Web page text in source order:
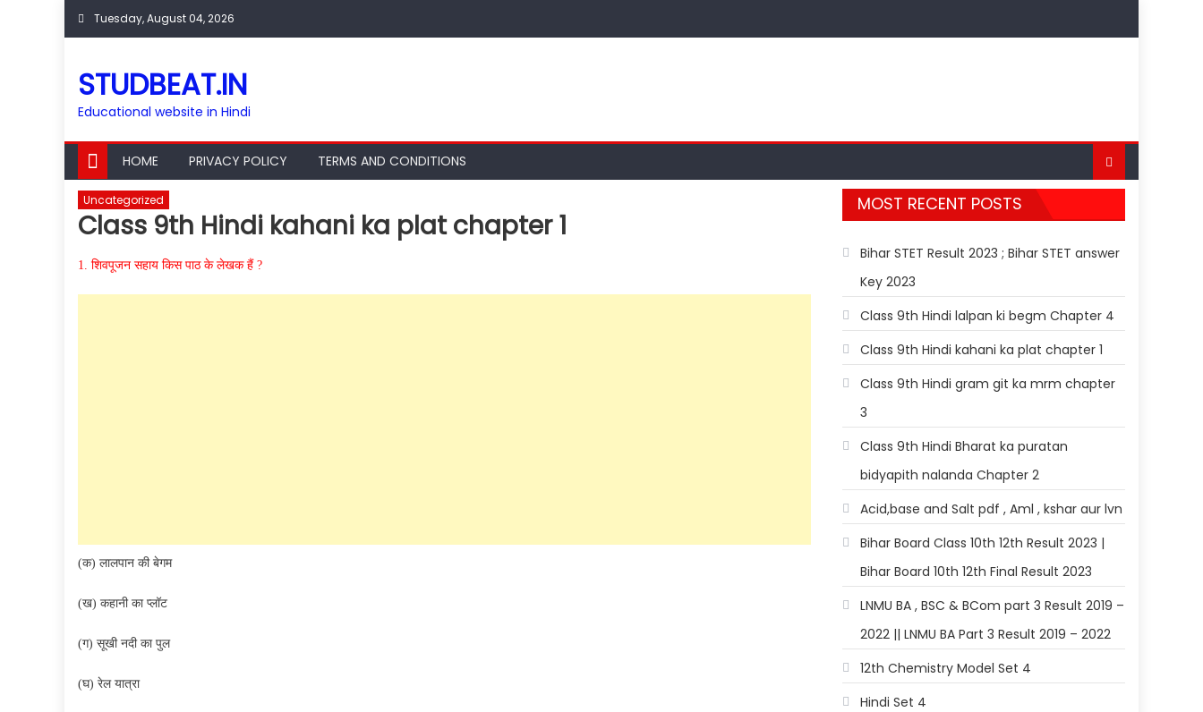
Skip
Tuesday, August 04, 2026
STUDBEAT.IN
Educational website in Hindi
HOME PRIVACY POLICY TERMS AND CONDITIONS
Uncategorized
Class 9th Hindi kahani ka plat chapter 1
1. शिवपूजन सहाय किस पाठ के लेखक हैं ?
(क) लालपान की बेगम
(ख) कहानी का प्लॉट
(ग) सूखी नदी का पुल
(घ) रेल यात्रा
MOST RECENT POSTS
Bihar STET Result 2023 ; Bihar STET answer
Key 2023
Class 9th Hindi lalpan ki begm Chapter 4
Class 9th Hindi kahani ka plat chapter 1
Class 9th Hindi gram git ka mrm chapter
3
Class 9th Hindi Bharat ka puratan
bidyapith nalanda Chapter 2
Acid,base and Salt pdf , Aml , kshar aur lvn
Bihar Board Class 10th 12th Result 2023 |
Bihar Board 10th 12th Final Result 2023
LNMU BA , BSC & BCom part 3 Result 2019 –
2022 || LNMU BA Part 3 Result 2019 – 2022
12th Chemistry Model Set 4
Hindi Set 4